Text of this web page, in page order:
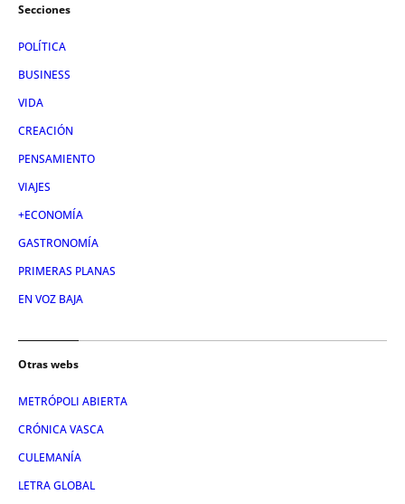
Secciones
POLÍTICA
BUSINESS
VIDA
CREACIÓN
PENSAMIENTO
VIAJES
+ECONOMÍA
GASTRONOMÍA
PRIMERAS PLANAS
EN VOZ BAJA
Otras webs
METRÓPOLI ABIERTA
CRÓNICA VASCA
CULEMANÍA
LETRA GLOBAL